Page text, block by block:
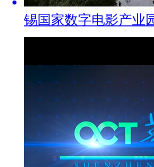
锡国家数字电影产业